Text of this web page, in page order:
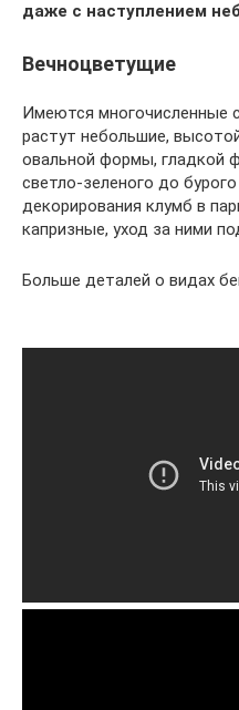
даже с наступлением
Вечноцветущие
Имеются многочисленные
растут небольшие,
овальной формы, гладкой
светло-зеленого до
декорирования клумб в
капризные, уход за ними
Больше деталей о видах